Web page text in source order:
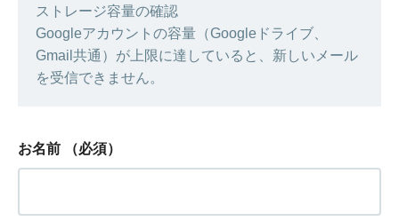
ストレージ容量の確認
Googleアカウントの容量（Googleドライブ、
Gmail共通）が上限に達していると、新しいメール
を受信できません。
お名前 （必須）